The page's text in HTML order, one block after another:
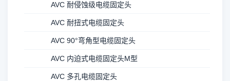
AVC 耐侵蚀级电缆固定头
AVC 耐扭式电缆固定头
AVC 90°弯角型电缆固定头
AVC 内迫式电缆固定头M型
AVC 多孔电缆固定头